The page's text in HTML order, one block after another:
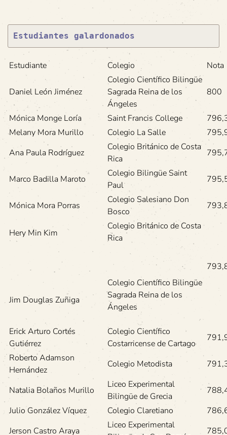
Estudiantes galardonados
Estudiante Colegio Nota
Daniel León Jiménez
Colegio Científico Bilingüe
Sagrada Reina de los
Ángeles
800
Mónica Monge Loría Saint Francis College
Melany Mora Murillo
Colegio La Salle
Ana Paula Rodríguez
Colegio Británico de Costa
Rica
Marco Badilla Maroto
Colegio Bilingüe Saint
Paul
Mónica Mora Porras
Colegio Salesiano Don
Bosco
Hery Min Kim
Jim Douglas Zuñiga
Colegio Británico de Costa
Rica
Colegio Científico Bilingüe
Sagrada Reina de los
Ángeles
Erick Arturo Cortés
Gutiérrez
Colegio Científico
Costarricense de Cartago
Roberto Adamson
Hernández
Colegio Metodista
Natalia Bolaños Murillo
Liceo Experimental
Bilingüe de Grecia
Julio González Víquez
Colegio Claretiano
Jerson Castro Araya
Liceo Experimental